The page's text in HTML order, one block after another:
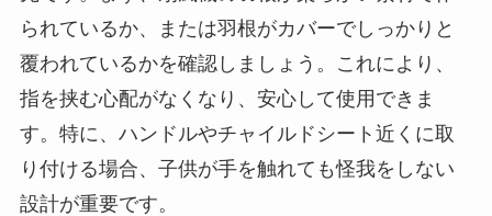
られているか、または羽根がカバーでしっかりと
覆われているかを確認しましょう。これにより、
指を挟む心配がなくなり、安心して使用できま
す。特に、ハンドルやチャイルドシート近くに取
り付ける場合、子供が手を触れても怪我をしない
設計が重要です。